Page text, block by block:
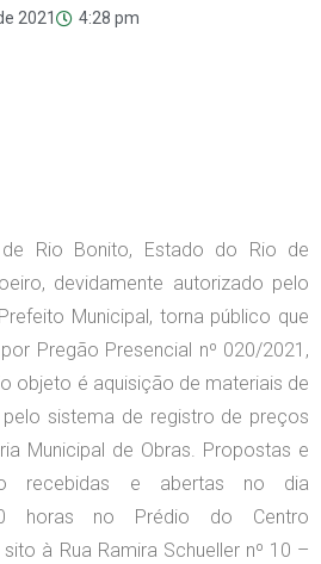
2021 4:28 pm
de Rio Bonito, Estado do Rio de
devidamente autorizado pelo
Municipal, torna público que
Pregão Presencial nº 020/2021,
objeto é aquisição de materiais de
sistema de registro de preços
Municipal de Obras. Propostas e
recebidas e abertas no dia
horas no Prédio do Centro
à Rua Ramira Schueller nº 10 –